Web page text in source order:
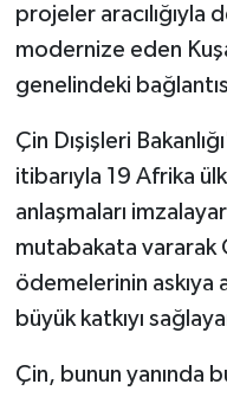
projeler aracılığıyla
modernize eden
genelindeki
Çin Dışişleri
itibarıyla 19 Afrika
anlaşmaları
mutabakata
ödemelerinin askıya
büyük katkıyı
Çin, bunun yanında